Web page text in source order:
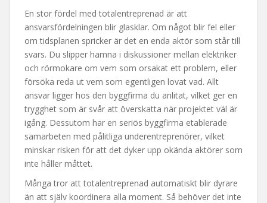
En stor fördel med totalentreprenad är att
ansvarsfördelningen blir glasklar. Om något blir fel eller
om tidsplanen spricker är det en enda aktör som står till
svars. Du slipper hamna i diskussioner mellan elektriker
och rörmokare om vem som orsakat ett problem, eller
försöka reda ut vem som egentligen lovat vad. Allt
ansvar ligger hos den byggfirma du anlitat, vilket ger en
trygghet som är svår att överskatta när projektet väl är
igång. Dessutom har en seriös byggfirma etablerade
samarbeten med pålitliga underentreprenörer, vilket
minskar risken för att det dyker upp okända aktörer som
inte håller måttet.
Många tror att totalentreprenad automatiskt blir dyrare
än att själv koordinera alla moment. Så behöver det inte